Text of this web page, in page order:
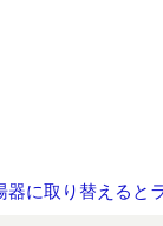
に取り替えると